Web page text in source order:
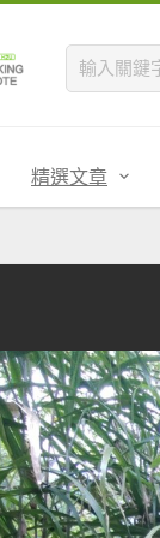
精選文章